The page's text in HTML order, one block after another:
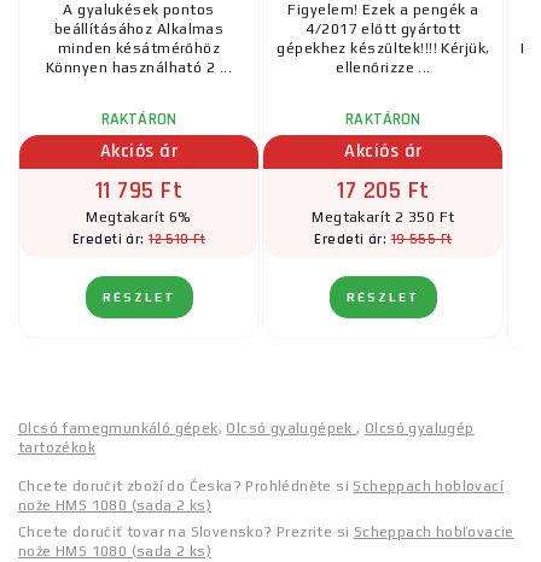
A gyalukések pontos
beállításához Alkalmas
minden késátmérőhöz
Könnyen használható 2 ...
RAKTÁRON
Akciós ár
11 795 Ft
Megtakarít 6%
Eredeti ár:12 510 Ft
RÉSZLET
Figyelem! Ezek a pengék a
4/2017 előtt gyártott
gépekhez készültek!!!! Kérjük,
ellenőrizze ...
RAKTÁRON
Akciós ár
17 205 Ft
Megtakarít 2 350 Ft
Eredeti ár:19 555 Ft
RÉSZLET
Olcsó famegmunkáló gépek, Olcsó gyalugépek, Olcsó gyalugép
tartozékok
Chcete doručit zboží do Česka? Prohlédněte si Scheppach hoblovací
nože HMS 1080 (sada 2 ks)
Chcete doručiť tovar na Slovensko? Prezrite si Scheppach hobľovacie
nože HMS 1080 (sada 2 ks)